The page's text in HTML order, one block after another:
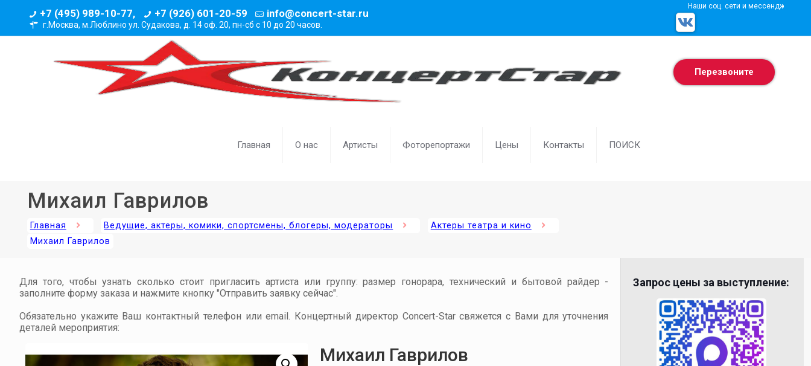
+7 (495) 989-10-77, +7 (926) 601-20-59 info@concert-star.ru
г.Москва, м.Люблино ул. Судакова, д. 14 оф. 20, пн-сб с 10 до 20 часов.
Наши соц. сети и мессенджеры
Главная О нас Артисты Фоторепортажи Цены Контакты ПОИСК
Перезвоните
Михаил Гаврилов
Главная Ведущие, актеры, комики, спортсмены, блогеры, модераторы
Актеры театра и кино
Михаил Гаврилов
Для того, чтобы узнать сколько стоит пригласить артиста или группу: размер гонорара, технический и бытовой райдер -
заполните форму заказа и нажмите кнопку "Отправить заявку сейчас".
Обязательно укажите Ваш контактный телефон или email. Концертный директор Concert-Star свяжется с Вами для уточнения
деталей мероприятия:
Михаил Гаврилов
Запрос цены за выступление: